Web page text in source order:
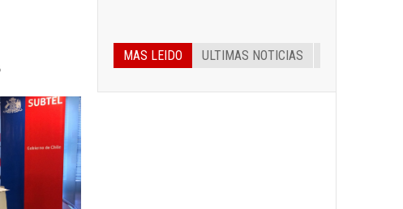
MAS LEIDO ULTIMAS NOTICIAS